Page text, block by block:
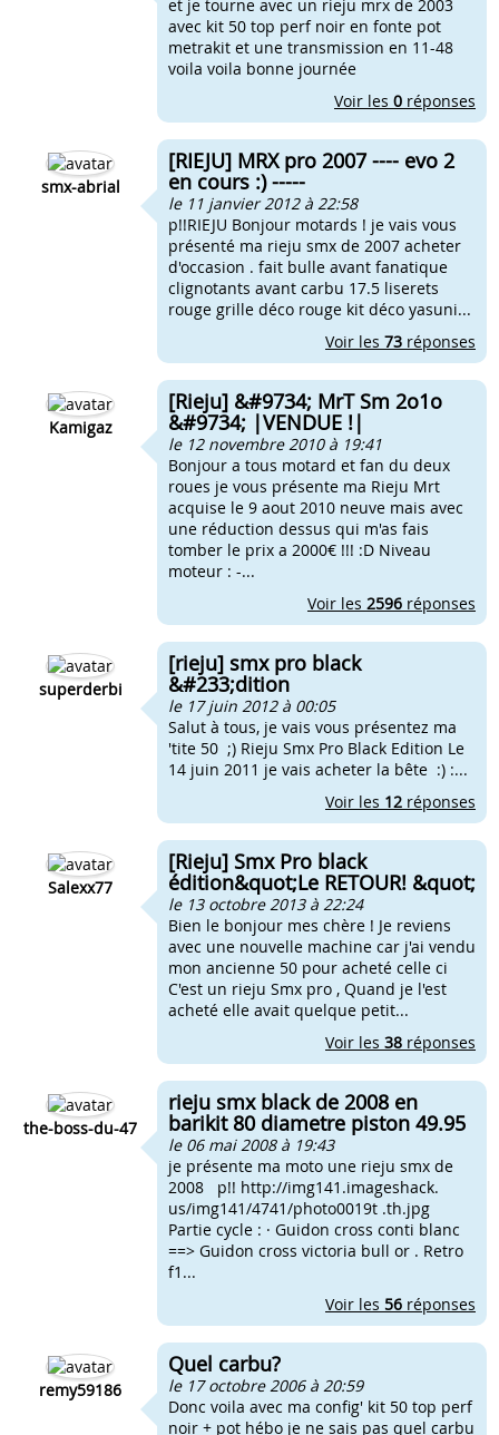
et je tourne avec un rieju mrx de 2003
avec kit 50 top perf noir en fonte pot
metrakit et une transmission en 11-48
voila voila bonne journée
Voir les 0 réponses
smx-abrial
[RIEJU] MRX pro 2007 ---- evo 2
en cours :) -----
le 11 janvier 2012 à 22:58
p!!RIEJU Bonjour motards ! je vais vous
présenté ma rieju smx de 2007 acheter
d'occasion . fait bulle avant fanatique
clignotants avant carbu 17.5 liserets
rouge grille déco rouge kit déco yasuni...
Voir les 73 réponses
Kamigaz
[Rieju] &#9734; MrT Sm 2o1o
&#9734; |VENDUE !|
le 12 novembre 2010 à 19:41
Bonjour a tous motard et fan du deux
roues je vous présente ma Rieju Mrt
acquise le 9 aout 2010 neuve mais avec
une réduction dessus qui m'as fais
tomber le prix a 2000€ !!! :D Niveau
moteur : -...
Voir les 2596 réponses
superderbi
[rieju] smx pro black
&#233;dition
le 17 juin 2012 à 00:05
Salut à tous, je vais vous présentez ma
'tite 50 ;) Rieju Smx Pro Black Edition Le
14 juin 2011 je vais acheter la bête :) :...
Voir les 12 réponses
Salexx77
[Rieju] Smx Pro black
édition&quot;Le RETOUR! &quot;
le 13 octobre 2013 à 22:24
Bien le bonjour mes chère ! Je reviens
avec une nouvelle machine car j'ai vendu
mon ancienne 50 pour acheté celle ci
C'est un rieju Smx pro , Quand je l'est
acheté elle avait quelque petit...
Voir les 38 réponses
the-boss-du-47
rieju smx black de 2008 en
barikit 80 diametre piston 49.95
le 06 mai 2008 à 19:43
je présente ma moto une rieju smx de
2008 p!! http://img141.imageshack.
us/img141/4741/photo0019t .th.jpg
Partie cycle : · Guidon cross conti blanc
==> Guidon cross victoria bull or . Retro
f1...
Voir les 56 réponses
remy59186
Quel carbu?
le 17 octobre 2006 à 20:59
Donc voila avec ma config' kit 50 top perf
noir + pot hébo je ne sais pas quel carbu